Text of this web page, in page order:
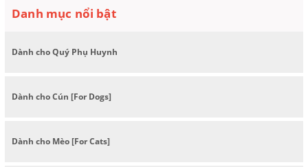
Danh mục nổi bật
Dành cho Quý Phụ Huynh
Dành cho Cún [For Dogs]
Dành cho Mèo [For Cats]